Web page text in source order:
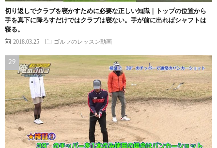
切り返しでクラブを寝かすために必要な正しい知識｜トップの位置から
手を真下に降ろすだけではクラブは寝ない。手が前に出ればシャフトは
寝る。
2018.03.25 ゴルフのレッスン動画